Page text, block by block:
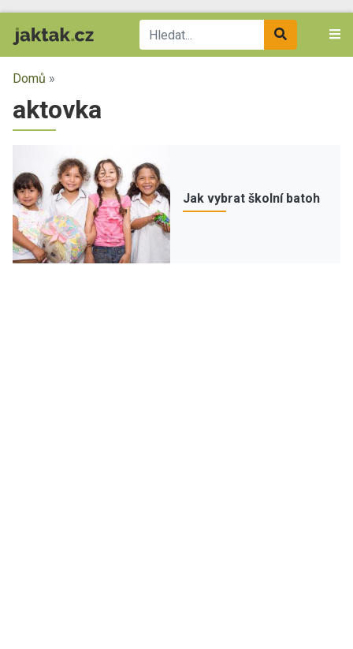
Domů »
aktovka
Jak vybrat školní batoh